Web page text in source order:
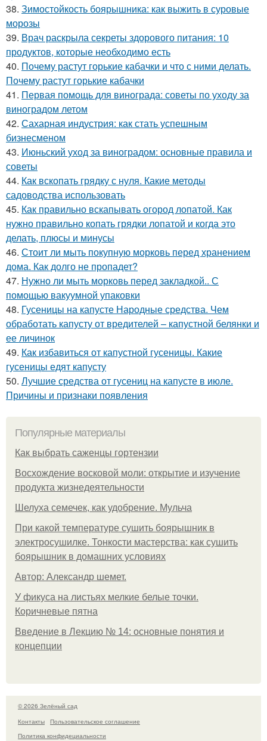
38. Зимостойкость боярышника: как выжить в суровые
морозы
39. Врач раскрыла секреты здорового питания: 10
продуктов, которые необходимо есть
40. Почему растут горькие кабачки и что с ними делать.
Почему растут горькие кабачки
41. Первая помощь для винограда: советы по уходу за
виноградом летом
42. Сахарная индустрия: как стать успешным
бизнесменом
43. Июньский уход за виноградом: основные правила и
советы
44. Как вскопать грядку с нуля. Какие методы
садоводства использовать
45. Как правильно вскапывать огород лопатой. Как
нужно правильно копать грядки лопатой и когда это
делать, плюсы и минусы
46. Стоит ли мыть покупную морковь перед хранением
дома. Как долго не пропадет?
47. Нужно ли мыть морковь перед закладкой.. С
помощью вакуумной упаковки
48. Гусеницы на капусте Народные средства. Чем
обработать капусту от вредителей – капустной белянки и
ее личинок
49. Как избавиться от капустной гусеницы. Какие
гусеницы едят капусту
50. Лучшие средства от гусениц на капусте в июле.
Причины и признаки появления
Популярные материалы
Как выбрать саженцы гортензии
Восхождение восковой моли: открытие и изучение
продукта жизнедеятельности
Шелуха семечек, как удобрение. Мульча
При какой температуре сушить боярышник в
электросушилке. Тонкости мастерства: как сушить
боярышник в домашних условиях
Автор: Александр шемет.
У фикуса на листьях мелкие белые точки.
Коричневые пятна
Введение в Лекцию № 14: основные понятия и
концепции
© 2026 Зелёный сад
Контакты
Пользовательское соглашение
Политика конфидециальности